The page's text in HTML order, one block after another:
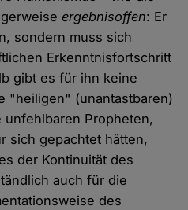
ergebnisoffen: Er
sondern muss sich
Erkenntnisfortschritt
gibt es für ihn keine
"heiligen" (unantastbaren)
Propheten,
sich gepachtet hätten,
der Kontinuität des
auch für die
des